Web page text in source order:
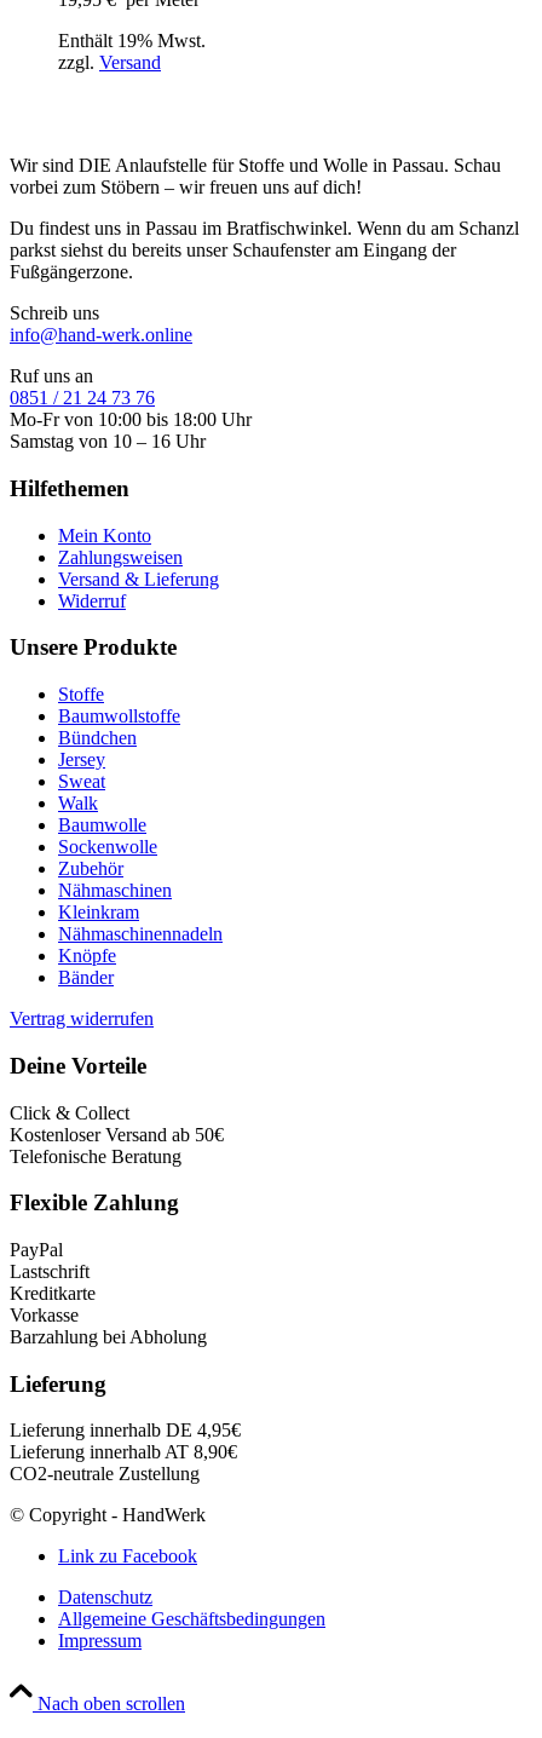
Enthält 19% Mwst.
zzgl. Versand
Wir sind DIE Anlaufstelle für Stoffe und Wolle in Passau. Schau
vorbei zum Stöbern – wir freuen uns auf dich!
Du findest uns in Passau im Bratfischwinkel. Wenn du am Schanzl
parkst siehst du bereits unser Schaufenster am Eingang der
Fußgängerzone.
Schreib uns
info@hand-werk.online
Ruf uns an
0851 / 21 24 73 76
Mo-Fr von 10:00 bis 18:00 Uhr
Samstag von 10 – 16 Uhr
Hilfethemen
Mein Konto
Zahlungsweisen
Versand & Lieferung
Widerruf
Unsere Produkte
Stoffe
Baumwollstoffe
Bündchen
Jersey
Sweat
Walk
Baumwolle
Sockenwolle
Zubehör
Nähmaschinen
Kleinkram
Nähmaschinennadeln
Knöpfe
Bänder
Vertrag widerrufen
Deine Vorteile
Click & Collect
Kostenloser Versand ab 50€
Telefonische Beratung
Flexible Zahlung
PayPal
Lastschrift
Kreditkarte
Vorkasse
Barzahlung bei Abholung
Lieferung
Lieferung innerhalb DE 4,95€
Lieferung innerhalb AT 8,90€
CO2-neutrale Zustellung
© Copyright - HandWerk
Link zu Facebook
Datenschutz
Allgemeine Geschäftsbedingungen
Impressum
Nach oben scrollen